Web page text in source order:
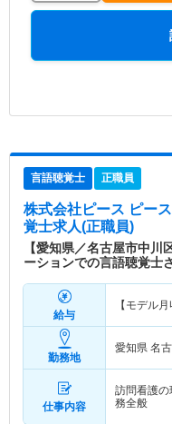
言語聴覚士 正職員
株式会社ピース ピー
覚士求人(正職員)
【愛知県／名古屋市中
ーションでの言語聴覚士
給与
【モデル月
勤務地
愛知県 名
仕事内容
訪問看護
務全般